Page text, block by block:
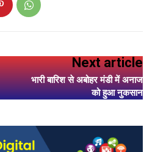
Next article
भारी बारिश से अबोहर मंडी में अनाज
को हुआ नुकसान